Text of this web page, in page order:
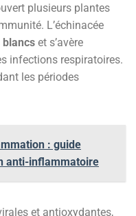
plusieurs plantes
L’échinacée
blancs et s’avère
infections respiratoires.
les périodes
: guide
anti-inflammatoire
et antioxydantes,